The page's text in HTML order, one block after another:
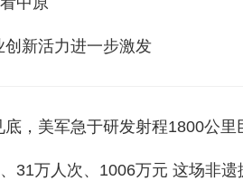
创新活力进一步激发
底，美军急于研发射程1800公里
31万人次、1006万元 这场非遗